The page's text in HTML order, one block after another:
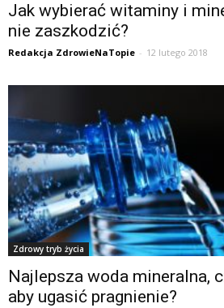
Jak wybierać witaminy i
nie zaszkodzić?
Redakcja ZdrowieNaTopie - 12 lutego 2018
Zdrowy tryb życia
Najlepsza woda mineralna,
aby ugasić pragnienie?